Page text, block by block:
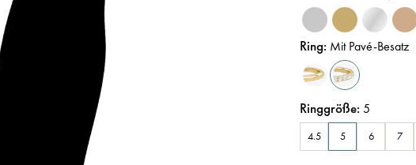
Ring: Mit Pavé-Besatz
Ringgröße:5
4.5 5 6 7